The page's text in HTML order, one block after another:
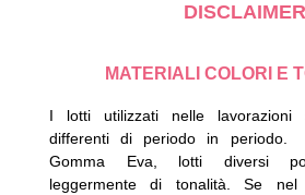
DISCLAIMER
MATERIALI COLORI E
I lotti utilizzati nelle lavorazioni
differenti di periodo in periodo.
Gomma Eva, lotti diversi
leggermente di tonalità.Se nel